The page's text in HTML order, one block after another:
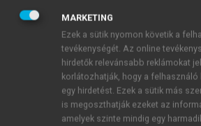
földrajzi vizsgálatának jelentőségét
körülmény is, hogy volumene a
fejlődés egyes szakaszaiban
népesedési
mélyrehatóbbak, mint a
vándormozgalomemiatta
egyik legfontosabb ismeretlene.
MARKETING
Ezek a sütik nyomon követik a
tevékenységét. Az online
hirdetők relevánsabb reklámokat
korlátozhatják, hogy a felhasználó
egy hirdetést. Ezek a sütik más
is megoszthatják ezeket az
amelyek szinte mindig egy